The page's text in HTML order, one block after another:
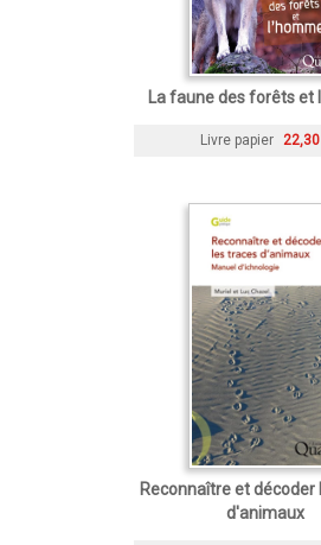
La faune des forêts et
Livre papier
Reconnaître et décoder
d'animaux